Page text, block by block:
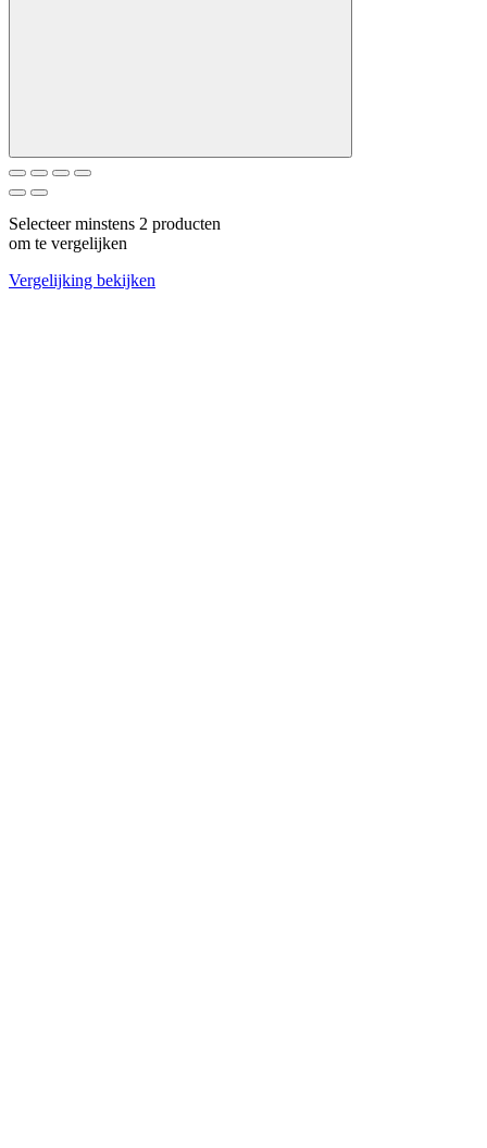
Selecteer minstens 2 producten
om te vergelijken
Vergelijking bekijken